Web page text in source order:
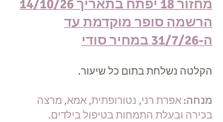
מחזור 18 יפתח בתאריך 14/10/26
הרשמה סופר מוקדמת עד
ה-31/7/26 במחיר סודי
.הקלטה נשלחת בתום כל שיעור
מנחה: אפרת רני, נטורופתית, אמא, מרצה
בכירה ובעלת התמחות בטיפול בילדים.